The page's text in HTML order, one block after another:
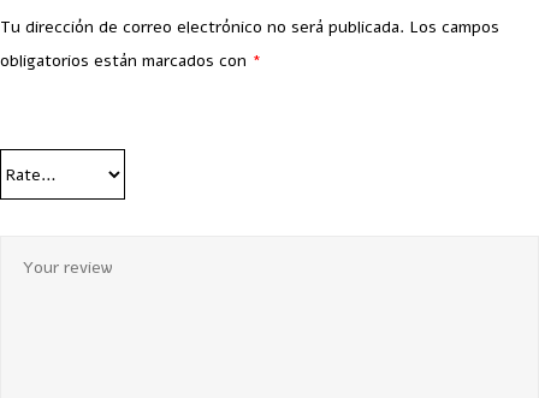
Tu dirección de correo electrónico no será publicada. Los campos
obligatorios están marcados con *